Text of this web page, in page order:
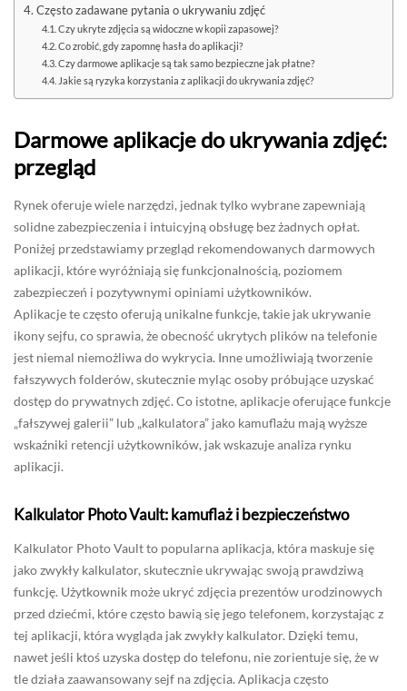
Często zadawane pytania o ukrywaniu zdjęć
Czy ukryte zdjęcia są widoczne w kopii zapasowej?
Co zrobić, gdy zapomnę hasła do aplikacji?
Czy darmowe aplikacje są tak samo bezpieczne jak płatne?
Jakie są ryzyka korzystania z aplikacji do ukrywania zdjęć?
Darmowe aplikacje do ukrywania zdjęć:
przegląd
Rynek oferuje wiele narzędzi, jednak tylko wybrane zapewniają
solidne zabezpieczenia i intuicyjną obsługę bez żadnych opłat.
Poniżej przedstawiamy przegląd rekomendowanych darmowych
aplikacji, które wyróżniają się funkcjonalnością, poziomem
zabezpieczeń i pozytywnymi opiniami użytkowników.
Aplikacje te często oferują unikalne funkcje, takie jak ukrywanie
ikony sejfu, co sprawia, że obecność ukrytych plików na telefonie
jest niemal niemożliwa do wykrycia. Inne umożliwiają tworzenie
fałszywych folderów, skutecznie myląc osoby próbujące uzyskać
dostęp do prywatnych zdjęć. Co istotne, aplikacje oferujące funkcje
„fałszywej galerii” lub „kalkulatora” jako kamuflażu mają wyższe
wskaźniki retencji użytkowników, jak wskazuje analiza rynku
aplikacji.
Kalkulator Photo Vault: kamuflaż i bezpieczeństwo
Kalkulator Photo Vault to popularna aplikacja, która maskuje się
jako zwykły kalkulator, skutecznie ukrywając swoją prawdziwą
funkcję. Użytkownik może ukryć zdjęcia prezentów urodzinowych
przed dziećmi, które często bawią się jego telefonem, korzystając z
tej aplikacji, która wygląda jak zwykły kalkulator. Dzięki temu,
nawet jeśli ktoś uzyska dostęp do telefonu, nie zorientuje się, że w
tle działa zaawansowany sejf na zdjęcia. Aplikacja często